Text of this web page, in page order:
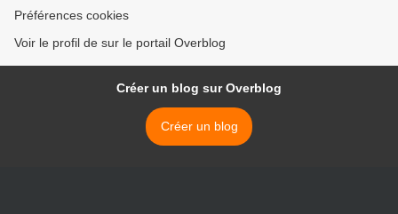
Préférences cookies
Voir le profil de sur le portail Overblog
Créer un blog sur Overblog
Créer un blog